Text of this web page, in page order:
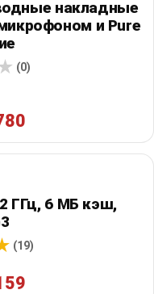
накладные
и Pure
(0)
ГГц, 6 МБ кэш,
(19)